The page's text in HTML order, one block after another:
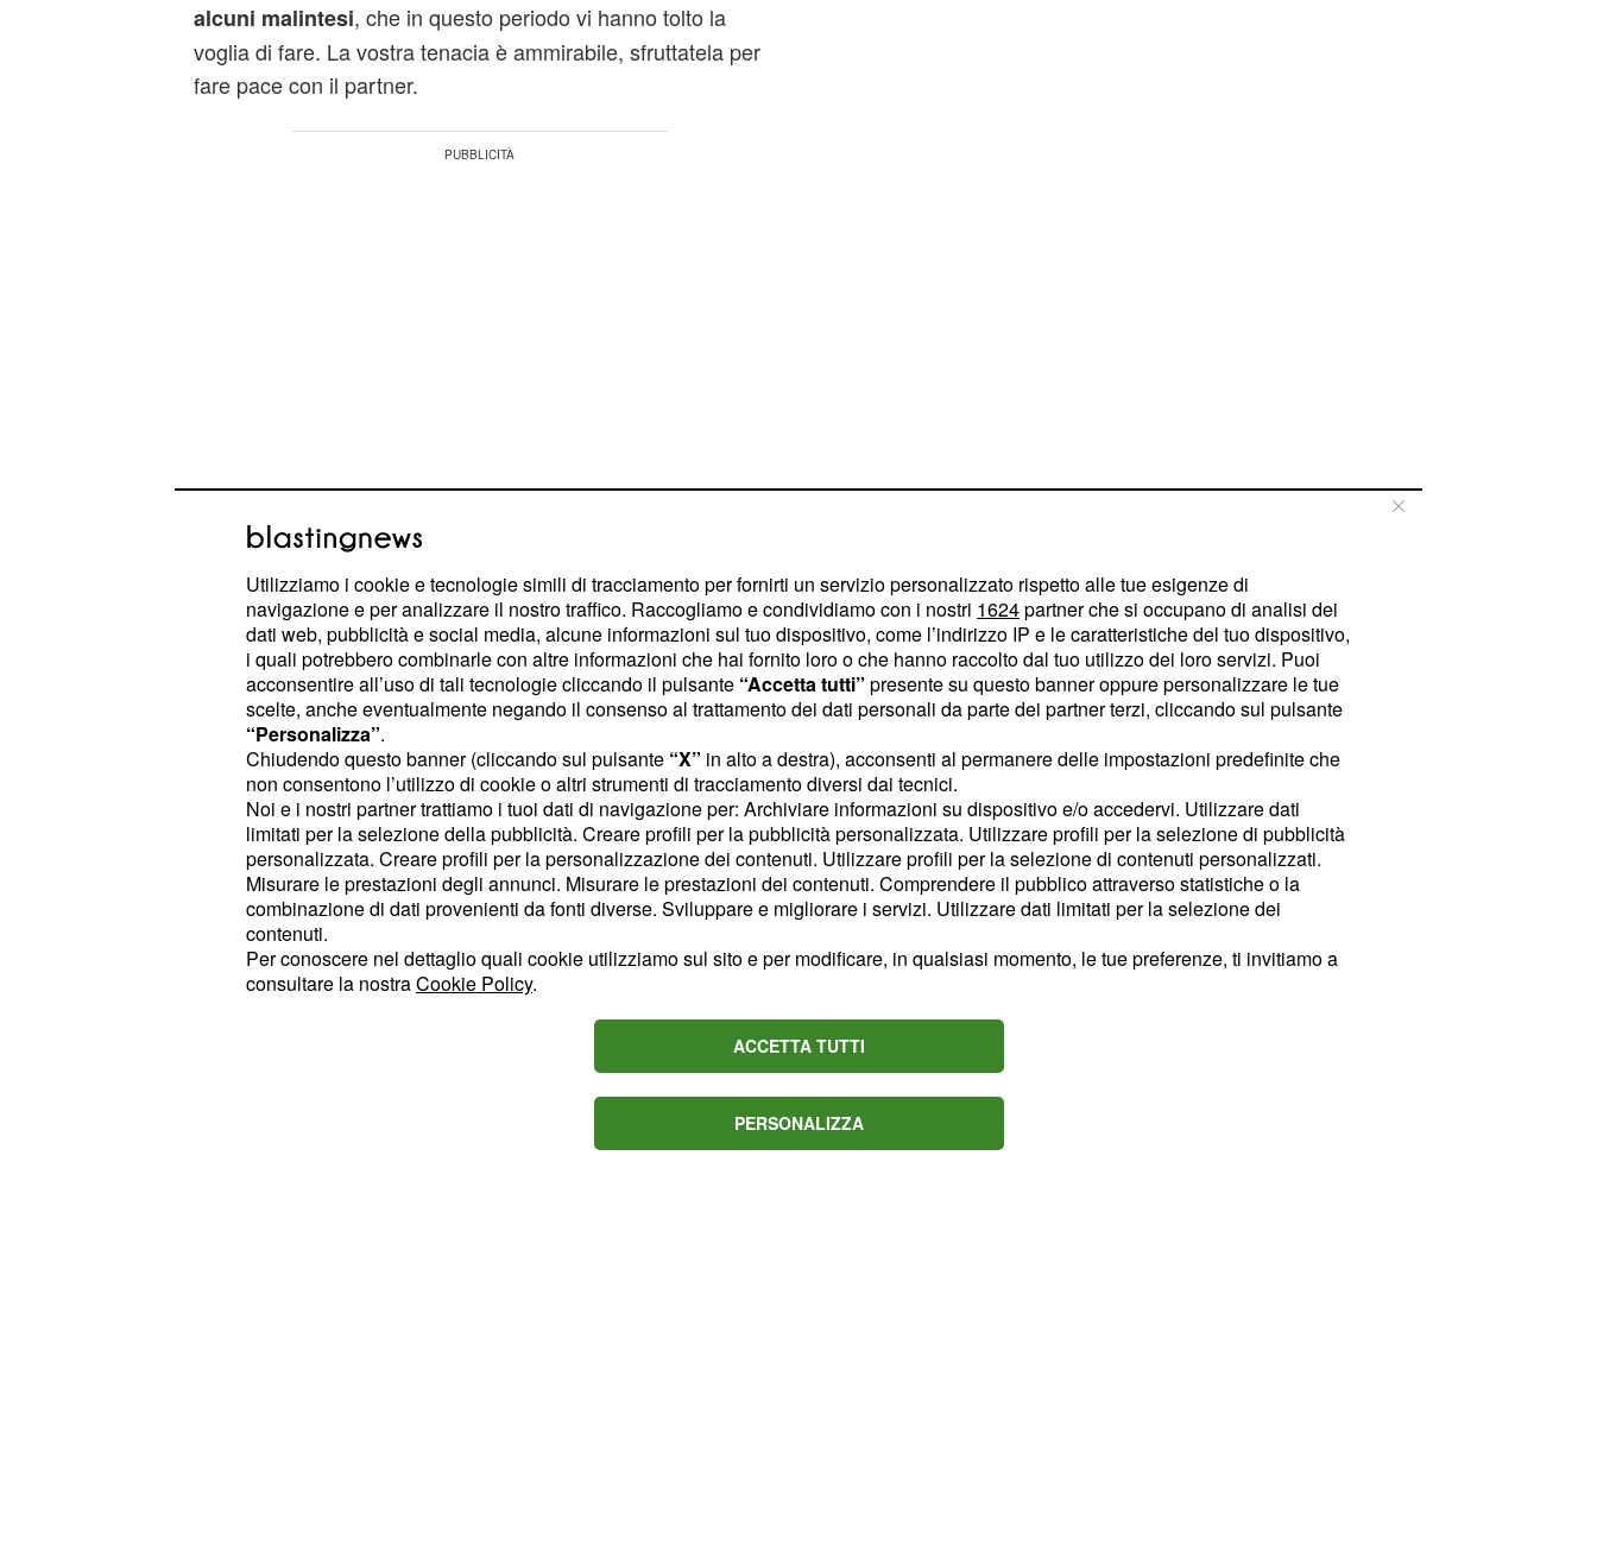
alcuni malintesi, che in questo periodo vi hanno tolto la
voglia di fare. La vostra tenacia è ammirabile, sfruttatela per
fare pace con il partner.
Gemelli: Lasciate da parte i
a oscurare questo inizio settimana. Cercate di trovare un
equilibrio con i vostri affetti.
Cancro: In questo periodo pensate troppo al lavoro, dovete
riposare di più.Mangiate sano, ve lo chiede il vostro
apparato digerente.
Leone: Il vostro atteggiamento vi porta a far aspettare
persino il partner. Curate di piùl'aspetto esteriore, e
soprattutto l'egocentrismo.
Vergine: L'oroscopo del giorno per il segno della Vergine,
prevede unmercoledìsottotono. È il momento di cambiare
atteggiamento e pensare più a voi stessi.
passione
e attenzioni
nei confronti del partner. Bevete qualche spremuta d'arancia
Utilizziamo i cookie e tecnologie simili di tracciamento per fornirti un servizio personalizzato rispetto alle tue esigenze di
navigazione e per analizzare il nostro traffico. Raccogliamo e condividiamo con i nostri 1624partner che si occupano di analisi dei
dati web, pubblicità e social media, alcune informazioni sul tuo dispositivo, come l’indirizzo IP e le caratteristiche del tuo dispositivo,
i quali potrebbero combinarle con altre informazioni che hai fornito loro o che hanno raccolto dal tuo utilizzo dei loro servizi. Puoi
acconsentire all’uso di tali tecnologie cliccando il pulsante “Accetta tutti” presente su questo banner oppure personalizzare le tue
scelte, anche eventualmente negando il consenso al trattamento dei dati personali da parte dei partner terzi, cliccando sul pulsante
“Personalizza”.
Chiudendo questo banner (cliccando sul pulsante “X” in alto a destra), acconsenti al permanere delle impostazioni predefinite che
non consentono l’utilizzo di cookie o altri strumenti di tracciamento diversi dai tecnici.
Noi e i nostri partner trattiamo i tuoi dati di navigazione per: Archiviare informazioni su dispositivo e/o accedervi. Utilizzare dati
limitati per la selezione della pubblicità. Creare profili per la pubblicità personalizzata. Utilizzare profili per la selezione di pubblicità
personalizzata. Creare profili per la personalizzazione dei contenuti. Utilizzare profili per la selezione di contenuti personalizzati.
Misurare le prestazioni degli annunci. Misurare le prestazioni dei contenuti. Comprendere il pubblico attraverso statistiche o la
combinazione di dati provenienti da fonti diverse. Sviluppare e migliorare i servizi. Utilizzare dati limitati per la selezione dei
contenuti.
Per conoscere nel dettaglio quali cookie utilizziamo sul sito e per modificare, in qualsiasi momento, le tue preferenze, ti invitiamo a
consultare la nostraCookie Policy.
ACCETTA TUTTI
PERSONALIZZA